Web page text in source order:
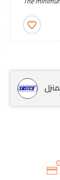
favorite_border